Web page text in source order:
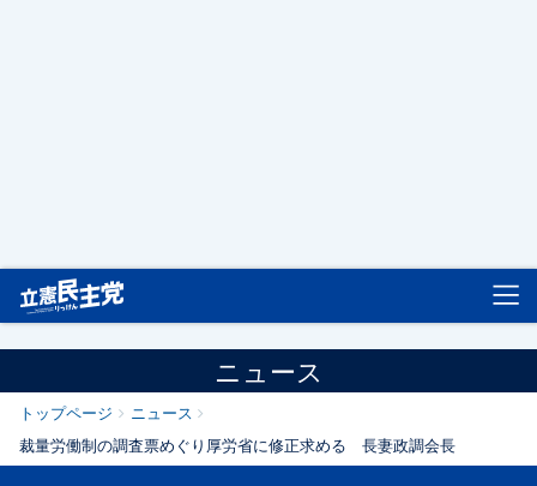
ニュース
トップページ
ニュース
裁量労働制の調査票めぐり厚労省に修正求める 長妻政調会長